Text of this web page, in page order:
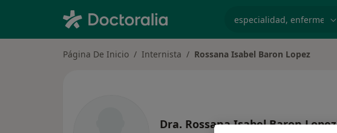
Página De Inicio Internista Rossana Isabel Baron Lopez
Dra. Rossana Isabel Baron Lopez